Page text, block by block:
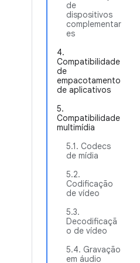
de
dispositivos
complementar
es
4.
Compatibilidade
de
empacotamento
de aplicativos
5.
Compatibilidade
multimídia
5.1. Codecs
de mídia
5.2.
Codificação
de vídeo
5.3.
Decodificaçã
o de vídeo
5.4. Gravação
em áudio